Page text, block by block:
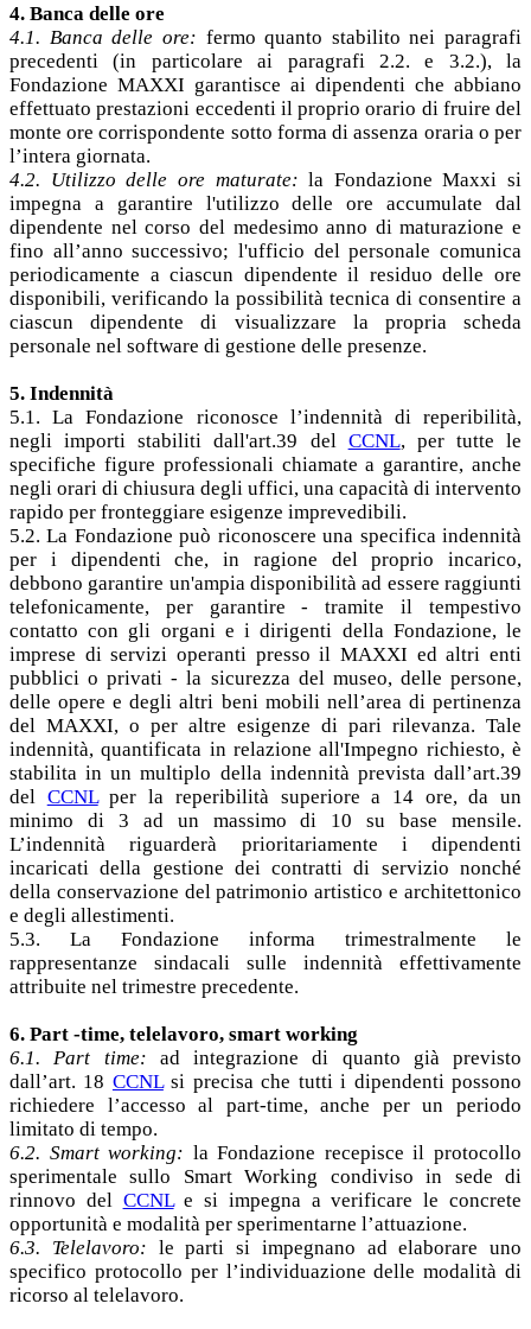
4. Banca delle ore
4.1. Banca delle ore: fermo quanto stabilito nei paragrafi
precedenti (in particolare ai paragrafi 2.2. e 3.2.), la
Fondazione MAXXI garantisce ai dipendenti che abbiano
effettuato prestazioni eccedenti il proprio orario di fruire del
monte ore corrispondente sotto forma di assenza oraria o per
l’intera giornata.
4.2. Utilizzo delle ore maturate: la Fondazione Maxxi si
impegna a garantire l'utilizzo delle ore accumulate dal
dipendente nel corso del medesimo anno di maturazione e
fino all’anno successivo; l'ufficio del personale comunica
periodicamente a ciascun dipendente il residuo delle ore
disponibili, verificando la possibilità tecnica di consentire a
ciascun dipendente di visualizzare la propria scheda
personale nel software di gestione delle presenze.
5. Indennità
5.1. La Fondazione riconosce l’indennità di reperibilità,
negli importi stabiliti dall'art.39 del CCNL, per tutte le
specifiche figure professionali chiamate a garantire, anche
negli orari di chiusura degli uffici, una capacità di intervento
rapido per fronteggiare esigenze imprevedibili.
5.2. La Fondazione può riconoscere una specifica indennità
per i dipendenti che, in ragione del proprio incarico,
debbono garantire un'ampia disponibilità ad essere raggiunti
telefonicamente, per garantire - tramite il tempestivo
contatto con gli organi e i dirigenti della Fondazione, le
imprese di servizi operanti presso il MAXXI ed altri enti
pubblici o privati - la sicurezza del museo, delle persone,
delle opere e degli altri beni mobili nell’area di pertinenza
del MAXXI, o per altre esigenze di pari rilevanza. Tale
indennità, quantificata in relazione all'Impegno richiesto, è
stabilita in un multiplo della indennità prevista dall’art.39
del CCNLper la reperibilità superiore a 14 ore, da un
minimo di 3 ad un massimo di 10 su base mensile.
L’indennità riguarderà prioritariamente i dipendenti
incaricati della gestione dei contratti di servizio nonché
della conservazione del patrimonio artistico e architettonico
e degli allestimenti.
5.3. La Fondazione informa trimestralmente le
rappresentanze sindacali sulle indennità effettivamente
attribuite nel trimestre precedente.
6. Part -time, telelavoro, smart working
6.1. Part time: ad integrazione di quanto già previsto
dall’art. 18 CCNLsi precisa che tutti i dipendenti possono
richiedere l’accesso al part-time, anche per un periodo
limitato di tempo.
6.2. Smart working: la Fondazione recepisce il protocollo
sperimentale sullo Smart Working condiviso in sede di
rinnovo del CCNLe si impegna a verificare le concrete
opportunità e modalità per sperimentarne l’attuazione.
6.3. Telelavoro: le parti si impegnano ad elaborare uno
specifico protocollo per l’individuazione delle modalità di
ricorso al telelavoro.